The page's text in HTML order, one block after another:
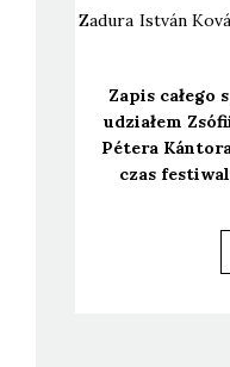
Zadura István
Zapis całe­go
udzia­łem
Péte­ra
czas